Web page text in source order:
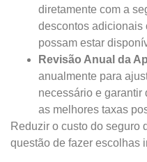
diretamente com a
descontos adicionais
possam estar
Revisão Anual da
anualmente para
necessário e garantir
as melhores taxas
Reduzir o custo do seguro
questão de fazer escolhas